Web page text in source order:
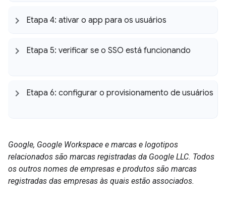
Etapa 4: ativar o app para os usuários
Etapa 5: verificar se o SSO está funcionando
Etapa 6: configurar o provisionamento de usuários
Google, Google Workspace e marcas e logotipos
relacionados são marcas registradas da Google LLC. Todos
os outros nomes de empresas e produtos são marcas
registradas das empresas às quais estão associados.